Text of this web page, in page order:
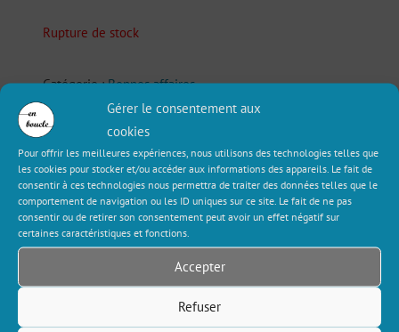
Gérer le consentement aux
cookies
Pour offrir les meilleures expériences, nous utilisons des technologies telles que
les cookies pour stocker et/ou accéder aux informations des appareils. Le fait de
consentir à ces technologies nous permettra de traiter des données telles que le
comportement de navigation ou les ID uniques sur ce site. Le fait de ne pas
consentir ou de retirer son consentement peut avoir un effet négatif sur
certaines caractéristiques et fonctions.
Accepter
Refuser
Rupture de stock
Catégorie :Bonnes affaires
Étiquettes :Boucles d’oreille,Géométrique
Description Informations complémentaires
Avis (0)
Description
Simple et belle, cette paire de boucles